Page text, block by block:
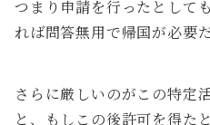
つまり申請を行ったとして
れば問答無用で帰国が必要
さらに厳しいのがこの特定
と、もしこの後許可を得た